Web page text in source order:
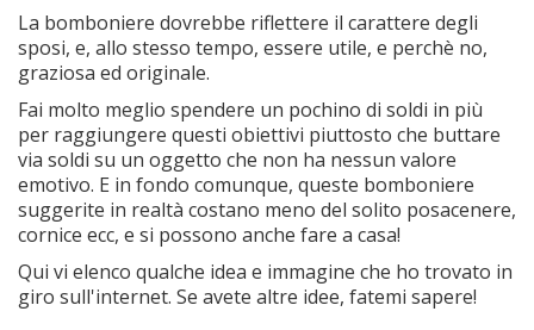
La bomboniere dovrebbe riflettere il carattere degli
sposi, e, allo stesso tempo, essere utile, e perchè no,
graziosa ed originale.
Fai molto meglio spendere un pochino di soldi in più
per raggiungere questi obiettivi piuttosto che buttare
via soldi su un oggetto che non ha nessun valore
emotivo. E in fondo comunque, queste bomboniere
suggerite in realtà costano meno del solito posacenere,
cornice ecc, e si possono anche fare a casa!
Qui vi elenco qualche idea e immagine che ho trovato in
giro sull'internet. Se avete altre idee, fatemi sapere!